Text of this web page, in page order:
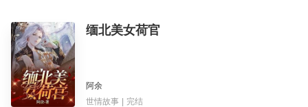
缅北美女荷官
阿余
世情故事 | 完结